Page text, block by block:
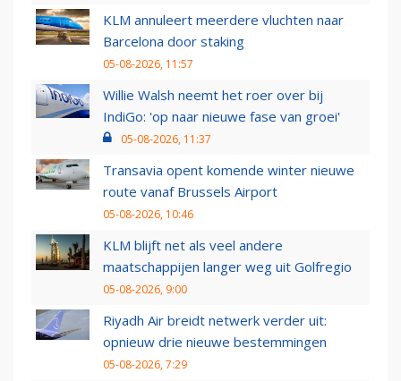
KLM annuleert meerdere vluchten naar
Barcelona door staking
05-08-2026, 11:57
Willie Walsh neemt het roer over bij
IndiGo: 'op naar nieuwe fase van groei'
05-08-2026, 11:37
Transavia opent komende winter nieuwe
route vanaf Brussels Airport
05-08-2026, 10:46
KLM blijft net als veel andere
maatschappijen langer weg uit Golfregio
05-08-2026, 9:00
Riyadh Air breidt netwerk verder uit:
opnieuw drie nieuwe bestemmingen
05-08-2026, 7:29